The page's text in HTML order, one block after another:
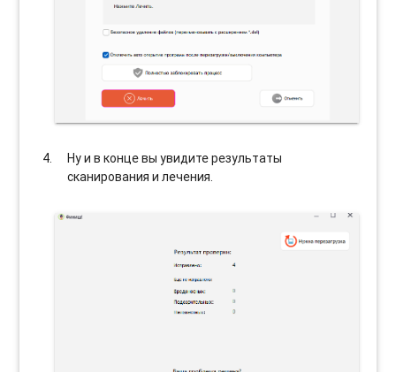
Ну и в конце вы увидите результаты
сканирования и лечения.